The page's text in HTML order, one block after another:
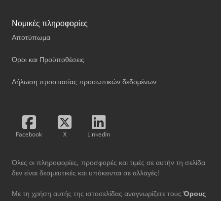
Νομικές πληροφορίες
Αποτύπωμα
Όροι και Προϋποθέσεις
Δήλωση προστασίας προσωπικών δεδομένων
Facebook X LinkedIn
Όλες οι πληροφορίες, προσφορές και τιμές σε αυτήν τη σελίδα
δεν είναι δεσμευτικές και υπόκεινται σε αλλαγές!
Με τη χρήση αυτής της ιστοσελίδας αναγνωρίζετε τους Όρους